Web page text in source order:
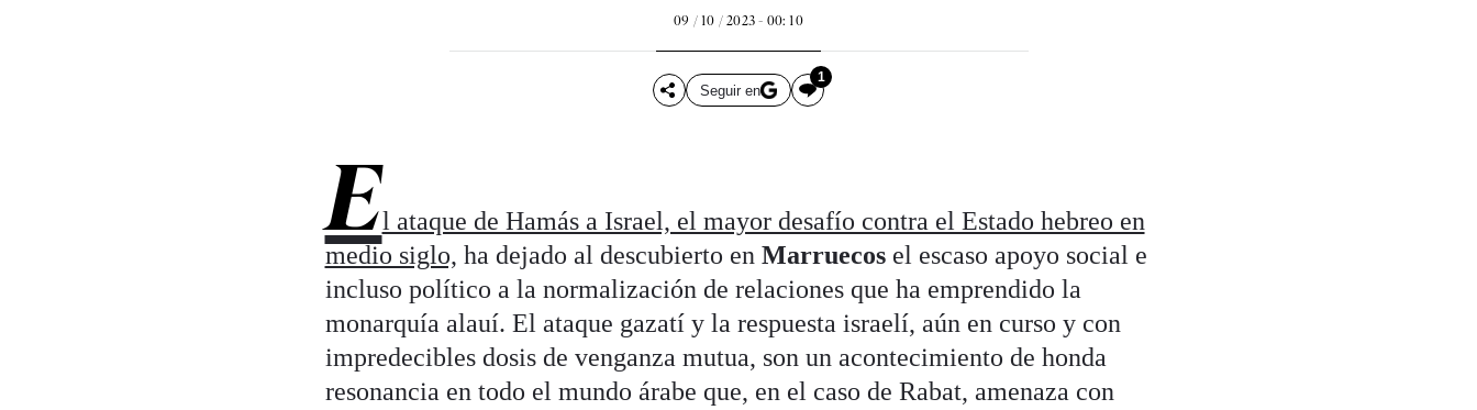
09 / 10 / 2023 - 00: 10
Seguir en
1
El ataque de Hamás a Israel, el mayor desafío contra el Estado hebreo en
medio siglo, ha dejado al descubierto en Marruecosel escaso apoyo social e
incluso político a la normalización de relaciones que ha emprendido la
monarquía alauí. El ataque gazatí y la respuesta israelí, aún en curso y con
impredecibles dosis de venganza mutua, son un acontecimiento de honda
resonancia en todo el mundo árabe que, en el caso de Rabat, amenaza con